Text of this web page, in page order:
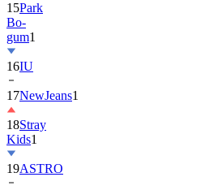
15Park
Bo-
gum1
16IU
17NewJeans1
18Stray
Kids1
19ASTRO